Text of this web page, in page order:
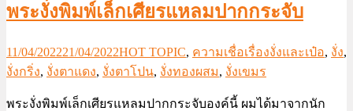
พระงั่งพิมพ์เล็กเศียรแหลมปากกระจับ
11/04/202221/04/2022HOT TOPIC, ความเชื่อเรื่องงั่งและเป๋อ, งั่ง,
งั่งกริ่ง, งั่งตาแดง, งั่งตาโปน, งั่งทองผสม, งั่งเขมร
พระงั่งพิมพ์เล็กเศียรแหลมปากกระจับองค์นี้ ผมได้มาจากนัก